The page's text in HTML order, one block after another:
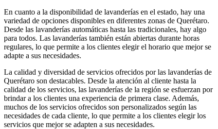
En cuanto a la disponibilidad de lavanderías en el estado, hay una
variedad de opciones disponibles en diferentes zonas de Querétaro.
Desde las lavanderías automáticas hasta las tradicionales, hay algo
para todos. Las lavanderías también están abiertas durante horas
regulares, lo que permite a los clientes elegir el horario que mejor se
adapte a sus necesidades.
La calidad y diversidad de servicios ofrecidos por las lavanderías de
Querétaro son destacables. Desde la atención al cliente hasta la
calidad de los servicios, las lavanderías de la región se esfuerzan por
brindar a los clientes una experiencia de primera clase. Además,
muchos de los servicios ofrecidos son personalizados según las
necesidades de cada cliente, lo que permite a los clientes elegir los
servicios que mejor se adapten a sus necesidades.